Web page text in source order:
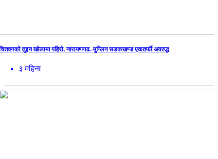
तुइन खोलामा पहिरो, नारायणगढ–मुग्लिन सडकखण्ड एकतर्फी अवरुद्ध
३ महिना